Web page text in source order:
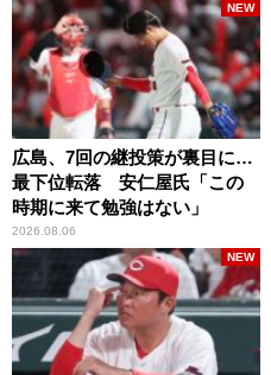
広島、7回の継投策が裏目に…
最下位転落 安仁屋氏「この
時期に来て勉強はない」
2026.08.06
NEW
NEW